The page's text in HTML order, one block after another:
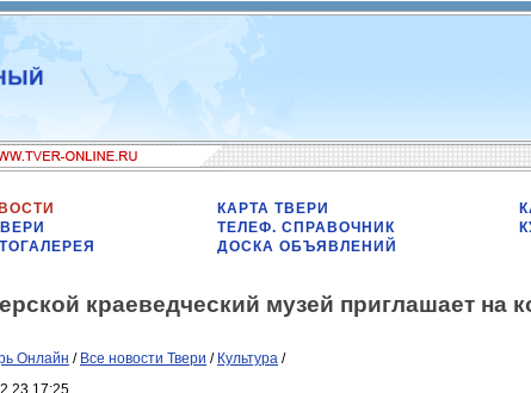
КАРТА ТВЕРИ
ТЕЛЕФ. СПРАВОЧНИК
ДОСКА ОБЪЯВЛЕНИЙ
краеведческий музей приглашает на
Онлайн / Все новости Твери / Культура /
17:25